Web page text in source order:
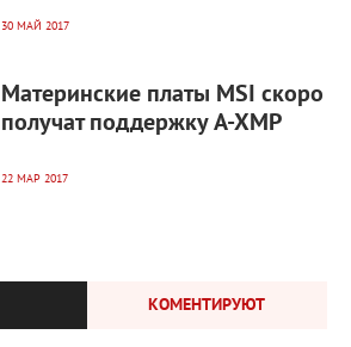
30 МАЙ 2017
Материнские платы MSI скоро
получат поддержку A-XMP
22 МАР 2017
КОМЕНТИРУЮТ